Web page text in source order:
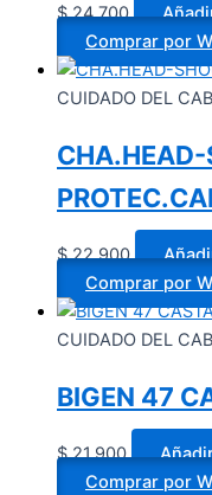
$24.700
Comprar por
CUIDADO DEL
CHA.HEAD-
$22.900
Comprar por
CUIDADO DEL
BIGEN 47
$21.900
Comprar por